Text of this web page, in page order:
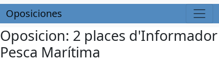
Oposiciones
Oposicion: 2 places d'Informador
Pesca Marítima